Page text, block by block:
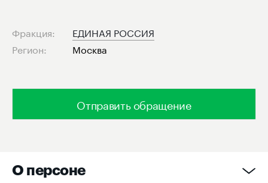
Отправить обращение
Фракция:
ЕДИНАЯ РОССИЯ
Регион:
Москва
О персоне